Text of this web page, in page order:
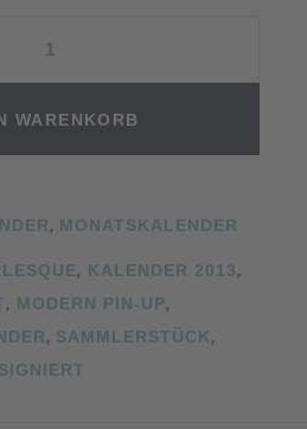
WARENKORB
, MONATSKALENDER
, KALENDER 2013,
, MODERN PIN-UP,
, SAMMLERSTÜCK,
SIGNIERT